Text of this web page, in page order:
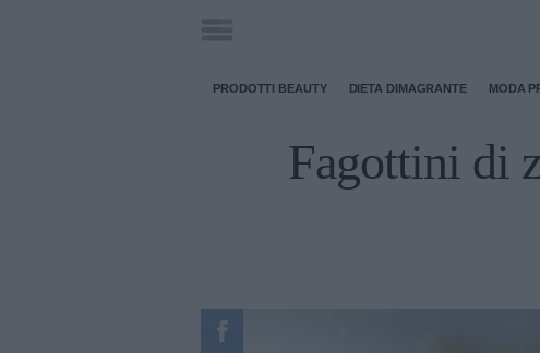
PRODOTTI BEAUTY DIETA DIMAGRANTE MODA
Fagottini di